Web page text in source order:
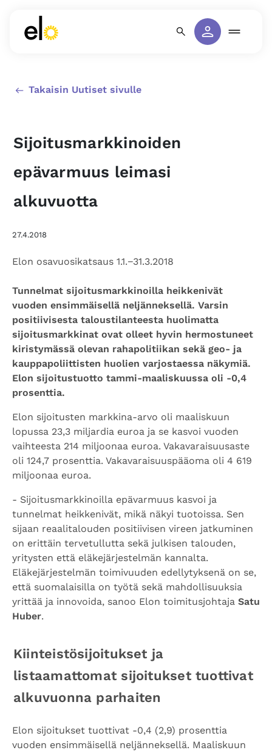
Takaisin Uutiset sivulle
Sijoitusmarkkinoiden
epävarmuus leimasi
alkuvuotta
27.4.2018
Elon osavuosikatsaus 1.1.−31.3.2018
Tunnelmat sijoitusmarkkinoilla heikkenivät
vuoden ensimmäisellä neljänneksellä. Varsin
positiivisesta taloustilanteesta huolimatta
sijoitusmarkkinat ovat olleet hyvin hermostuneet
kiristymässä olevan rahapolitiikan sekä geo- ja
kauppapoliittisten huolien varjostaessa näkymiä.
Elon sijoitustuotto tammi-maaliskuussa oli -0,4
prosenttia.
Elon sijoitusten markkina-arvo oli maaliskuun
lopussa 23,3 miljardia euroa ja se kasvoi vuoden
vaihteesta 214 miljoonaa euroa. Vakavaraisuusaste
oli 124,7 prosenttia. Vakavaraisuuspääoma oli 4 619
miljoonaa euroa.
- Sijoitusmarkkinoilla epävarmuus kasvoi ja
tunnelmat heikkenivät, mikä näkyi tuotoissa. Sen
sijaan reaalitalouden positiivisen vireen jatkuminen
on erittäin tervetullutta sekä julkisen talouden,
yritysten että eläkejärjestelmän kannalta.
Eläkejärjestelmän toimivuuden edellytyksenä on se,
että suomalaisilla on työtä sekä mahdollisuuksia
yrittää ja innovoida, sanoo Elon toimitusjohtaja Satu
Huber.
Kiinteistösijoitukset ja
listaamattomat sijoitukset tuottivat
alkuvuonna parhaiten
Elon sijoitukset tuottivat -0,4 (2,9) prosenttia
vuoden ensimmäisellä neljänneksellä. Maaliskuun